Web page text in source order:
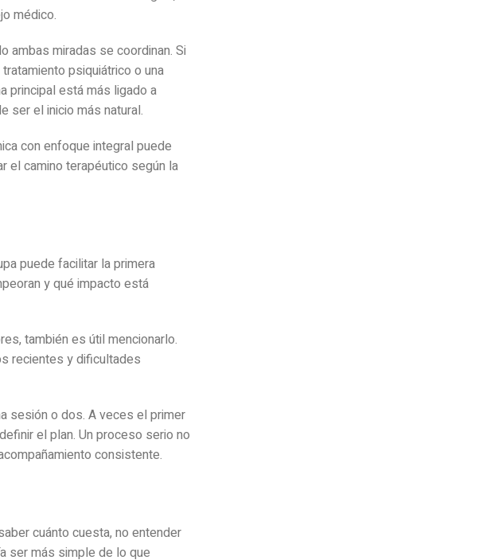
médico.
ambas miradas se coordinan. Si
psiquiátrico o una
principal está más ligado a
ser el inicio más natural.
con enfoque integral puede
el camino terapéutico según la
puede facilitar la primera
y qué impacto está
también es útil mencionarlo.
recientes y dificultades
sesión o dos. A veces el primer
el plan. Un proceso serio no
consistente.
cuánto cuesta, no entender
ser más simple de lo que